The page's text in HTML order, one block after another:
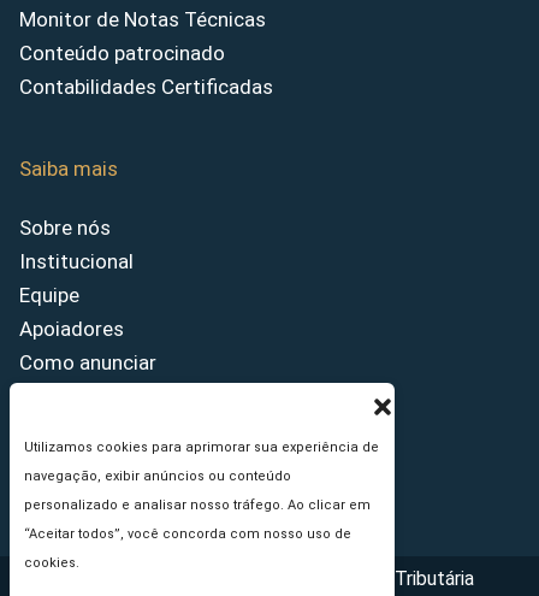
Utilizamos cookies para aprimorar sua experiência de
navegação, exibir anúncios ou conteúdo
personalizado e analisar nosso tráfego. Ao clicar em
“Aceitar todos”, você concorda com nosso uso de
cookies.
Monitor de Notas Técnicas
Conteúdo patrocinado
Contabilidades Certificadas
Saiba mais
Sobre nós
Institucional
Equipe
Apoiadores
Como anunciar
Princípios Editoriais
Copyright © 2026 - Portal da Reforma Tributária